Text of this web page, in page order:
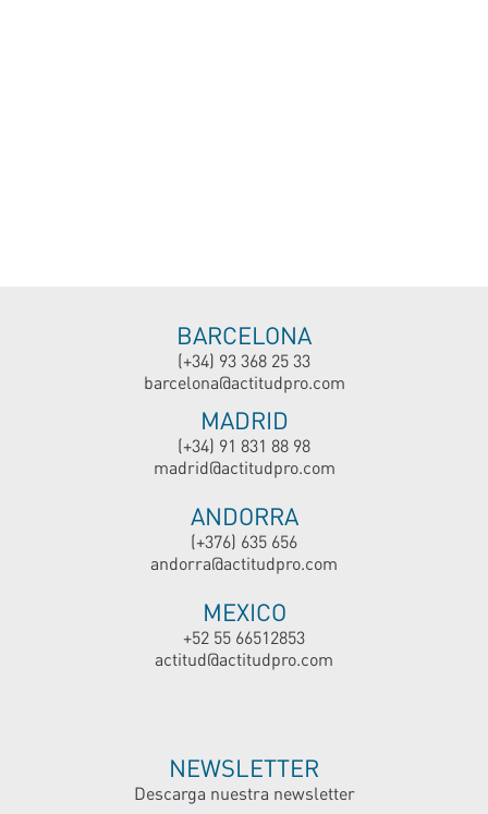
BARCELONA
(+34) 93 368 25 33
barcelona@actitudpro.com
MADRID
(+34) 91 831 88 98
madrid@actitudpro.com
ANDORRA
(+376) 635 656
andorra@actitudpro.com
MEXICO
+52 55 66512853
actitud@actitudpro.com
NEWSLETTER
Descarga nuestra newsletter